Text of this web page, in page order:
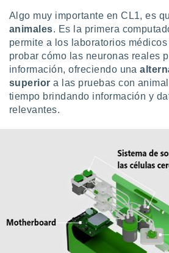
Algo muy importante en CL1, es
animales. Es la primera
permite a los laboratorios
probar cómo las neuronas reales
información, ofreciendo una
superior a las pruebas con
tiempo brindando información y
relevantes.